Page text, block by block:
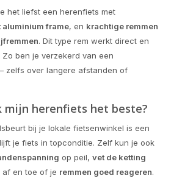
het liefst een herenfiets met
aluminium frame, en krachtige remmen
. Dit type rem werkt direct en
ben je verzekerd van een
zelfs over langere afstanden of
mijn herenfiets het beste?
bij je lokale fietsenwinkel is een
je fiets in topconditie. Zelf kun je ook
op peil, vet de ketting
af en toe of je remmen goed reageren.